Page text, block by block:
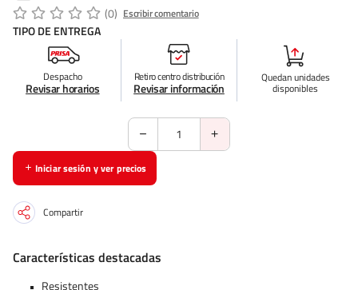
(0) Escribir comentario
TIPO DE ENTREGA
Despacho
Revisar horarios
Retiro centro distribución
Revisar información
Quedanunidades
disponibles
Iniciar sesión y ver precios
Compartir
Características destacadas
Resistentes